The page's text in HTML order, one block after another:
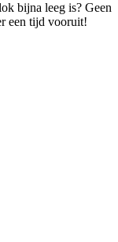
bijna leeg is? Geen
een tijd vooruit!